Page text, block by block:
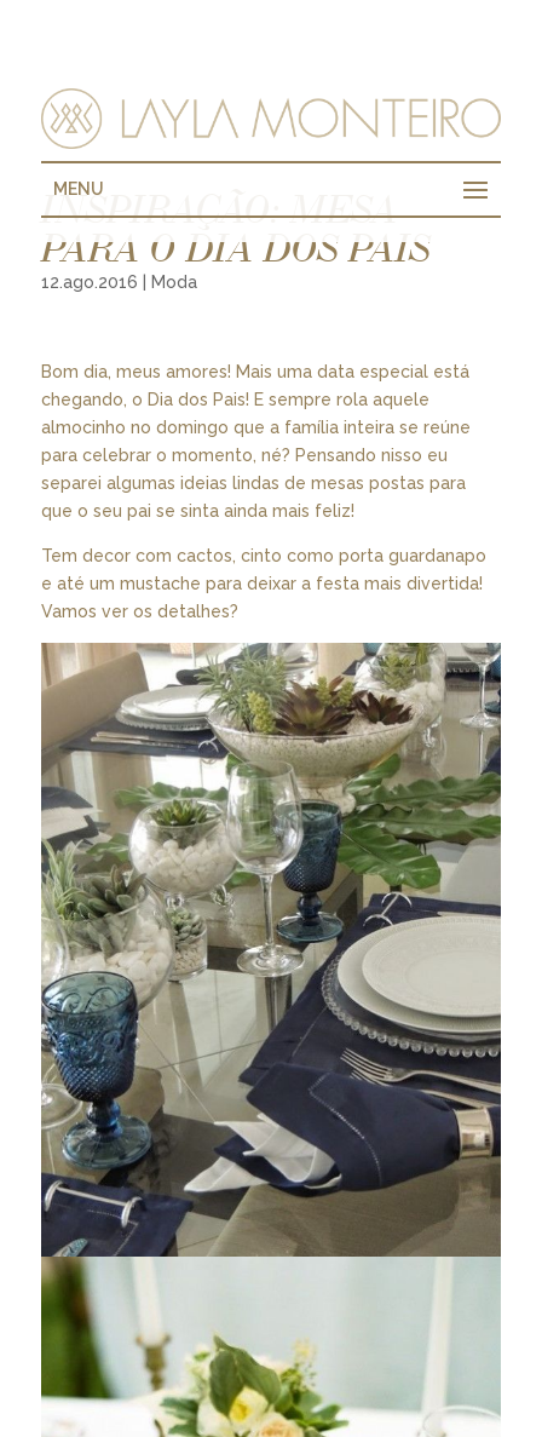
MENU
INSPIRAÇÃO: MESA
PARA O DIA DOS PAIS
12.ago.2016 Moda
Bom dia, meus amores! Mais uma data especial está
chegando, o Dia dos Pais! E sempre rola aquele
almocinho no domingo que a família inteira se reúne
para celebrar o momento, né? Pensando nisso eu
separei algumas ideias lindas de mesas postas para
que o seu pai se sinta ainda mais feliz!
Tem decor com cactos, cinto como porta guardanapo
e até um mustache para deixar a festa mais divertida!
Vamos ver os detalhes?